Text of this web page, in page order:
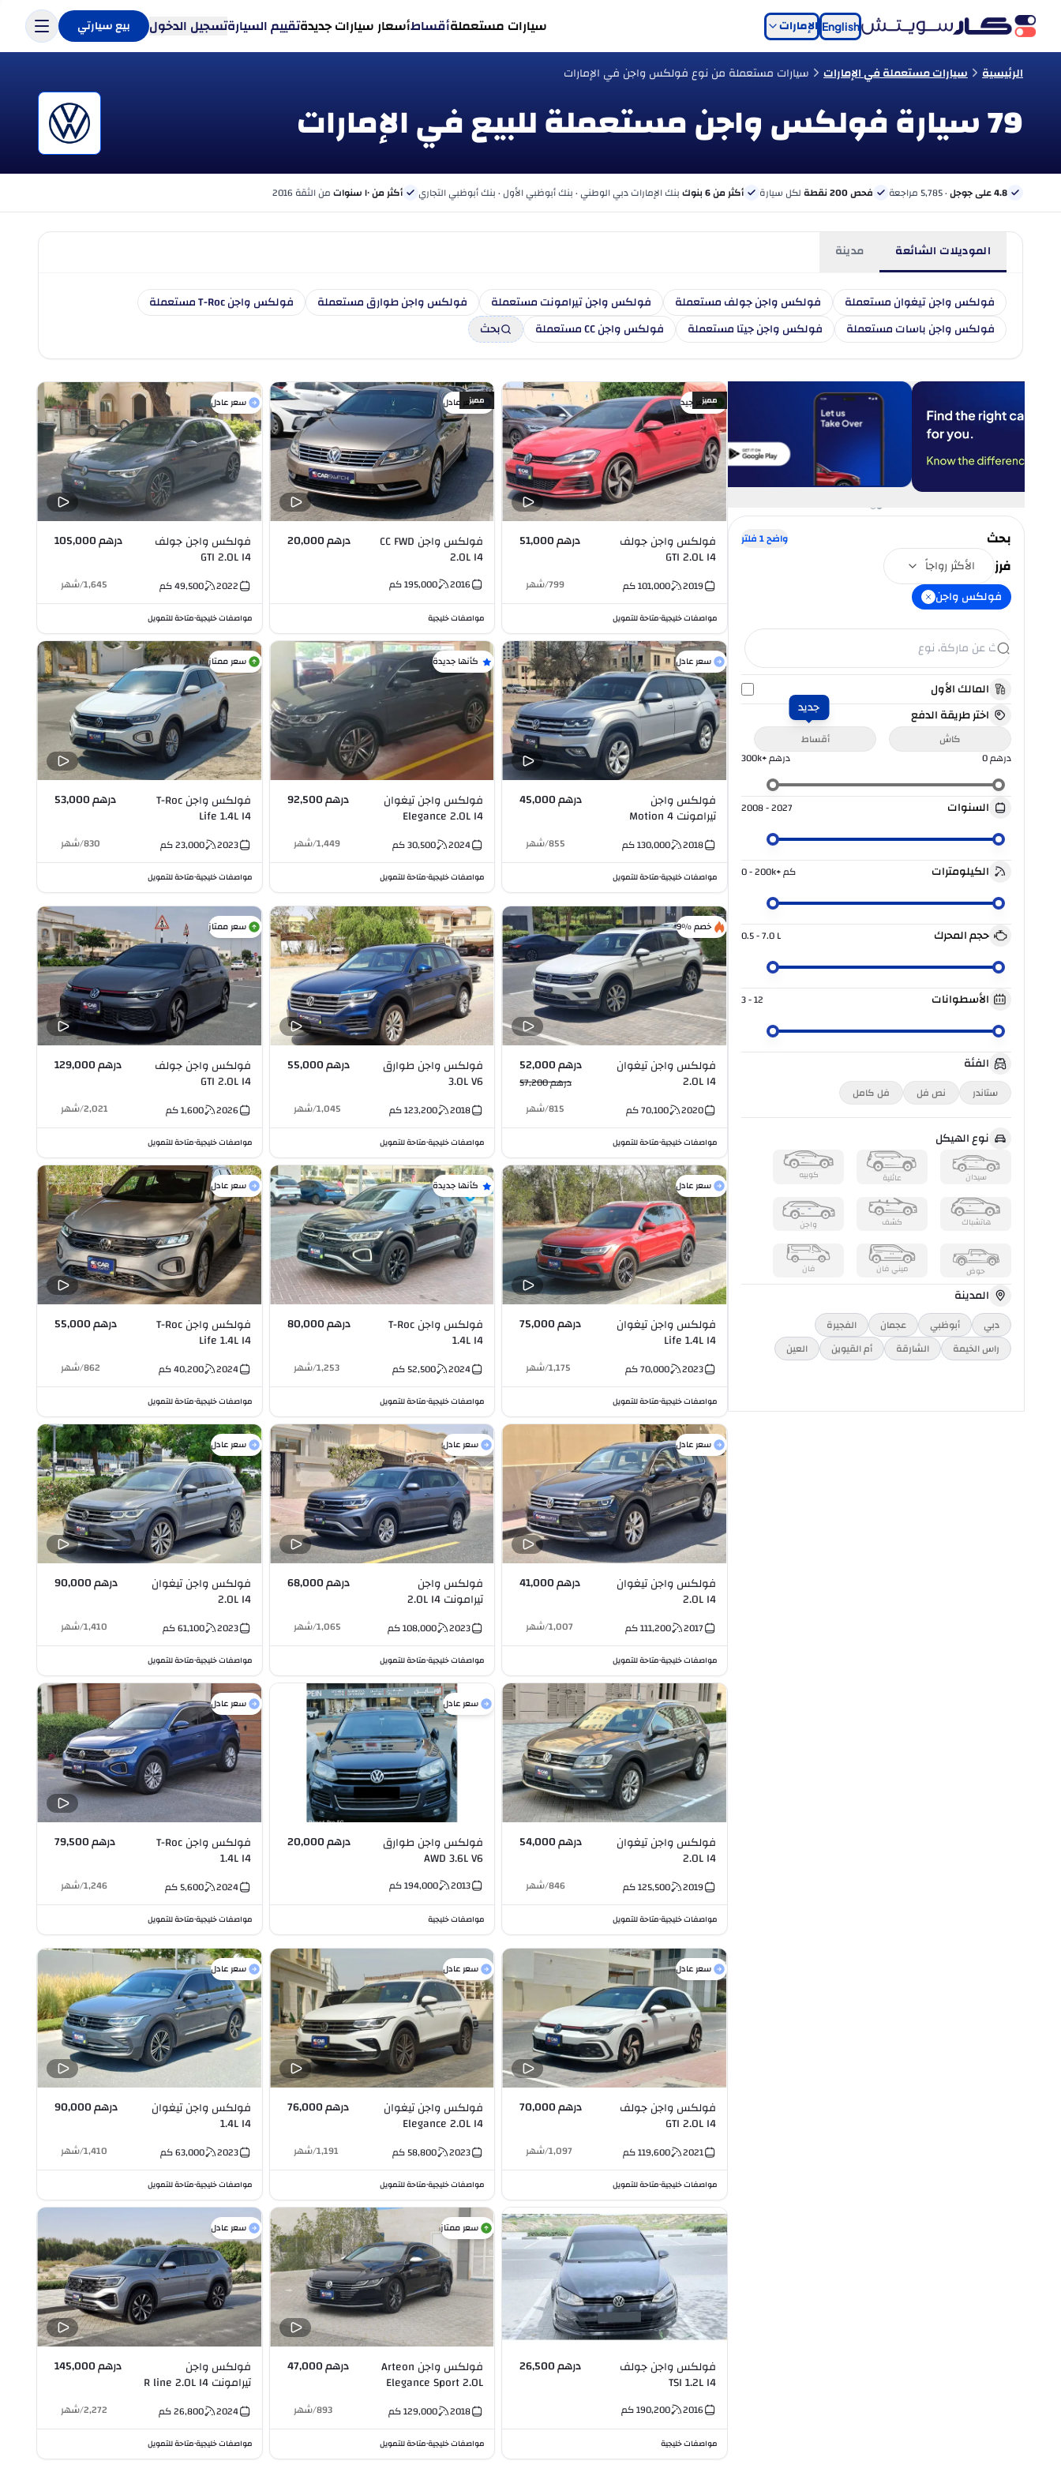
English الإمارات سيارات مستعملةأقساطأسعار سيارات جديدةتقييم السيارةتسجيل الدخول بيع سيارتي
الرئيسية سيارات مستعملة في الإمارات سيارات مستعملة من نوع فولكس واجن في الإمارات
79 سيارة فولكس واجن مستعملة للبيع في الإمارات
4.8 على جوجل · 5,785 مراجعة فحص 200 نقطة لكل سيارة أكثر من 6 بنوك بنك الإمارات دبي الوطني · بنك أبوظبي الأول · بنك أبوظبي التجاري أكثر من ١٠ سنوات من الثقة 2016
الموديلات الشائعة مدينة
فولكس واجن تيغوان مستعملة فولكس واجن جولف مستعملة فولكس واجن تيرامونت مستعملة فولكس واجن طوارق مستعملة
فولكس واجن T-Roc مستعملة
فولكس واجن باسات مستعملة
فولكس واجن جيتا مستعملة فولكس واجن CC مستعملة بحث
بحث واضح1فلتر
فرز
الأكثر رواجاً
فولكس واجن
المالك الأول
اختر طريقة الدفع
كاش
جديد
أقساط
درهم0 درهم300k+
السنوات 2008 - 2027
الكيلومترات 0 - 200k+كم
حجم المحرك 0.5 - 7.0L
الأسطوانات 3 - 12
الفئة
ستاندر نص فل فل كامل
نوع الهيكل
سيدان عائلية كوبيه
هاتشباك كشف واجن
حوض ميني فان فان
المدينة
دبي أبوظبي عجمان
الفجيرة
راس الخیمة
الشارقة أم القيوين العين
سعر جيدمميز
فولكس واجن جولف
GTI 2.0L I4
درهم 51,000
2019
101,000كم 799
/شهر
مواصفات خليجية•متاحة للتمويل
سعر عادل
مميز
فولكس واجن CC FWD
2.0L I4
درهم 20,000
2016
195,000كم
مواصفات خليجية
سعر عادل
فولكس واجن جولف
GTI 2.0L I4
درهم 105,000
2022
49,500كم 1,645
/شهر
مواصفات خليجية•متاحة للتمويل
سعر عادل
فولكس واجن
تيرامونت 4 Motion
درهم 45,000
2018
130,000كم 855
/شهر
مواصفات خليجية•متاحة للتمويل
كأنها جديدة
فولكس واجن تيغوان
Elegance 2.0L I4
درهم 92,500
2024
30,500كم 1,449
/شهر
مواصفات خليجية•متاحة للتمويل
سعر ممتاز
فولكس واجن T-Roc
Life 1.4L I4
درهم 53,000
2023
23,000كم 830
/شهر
مواصفات خليجية•متاحة للتمويل
خصم %9
فولكس واجن تيغوان
2.0L I4
درهم 52,000
درهم 57,200
2020
70,100كم 815
/شهر
مواصفات خليجية•متاحة للتمويل
فولكس واجن طوارق
3.0L V6
درهم 55,000
2018
123,200كم 1,045
/شهر
مواصفات خليجية•متاحة للتمويل
سعر ممتاز
فولكس واجن جولف
GTI 2.0L I4
درهم 129,000
2026
1,600كم 2,021
/شهر
مواصفات خليجية•متاحة للتمويل
سعر عادل
فولكس واجن تيغوان
Life 1.4L I4
درهم 75,000
2023
70,000كم 1,175
/شهر
مواصفات خليجية•متاحة للتمويل
كأنها جديدة
فولكس واجن T-Roc
1.4L I4
درهم 80,000
2024
52,500كم 1,253
/شهر
مواصفات خليجية•متاحة للتمويل
سعر عادل
فولكس واجن T-Roc
Life 1.4L I4
درهم 55,000
2024
40,200كم 862
/شهر
مواصفات خليجية•متاحة للتمويل
سعر عادل
فولكس واجن تيغوان
2.0L I4
درهم 41,000
2017
111,200كم 1,007
/شهر
مواصفات خليجية•متاحة للتمويل
سعر عادل
فولكس واجن
تيرامونت 2.0L I4
درهم 68,000
2023
108,000كم 1,065
/شهر
مواصفات خليجية•متاحة للتمويل
سعر عادل
فولكس واجن تيغوان
2.0L I4
درهم 90,000
2023
61,100كم 1,410
/شهر
مواصفات خليجية•متاحة للتمويل
فولكس واجن تيغوان
2.0L I4
درهم 54,000
2019
125,500كم 846
/شهر
مواصفات خليجية•متاحة للتمويل
سعر عادل
فولكس واجن طوارق
AWD 3.6L V6
درهم 20,000
2013
194,000كم
مواصفات خليجية
سعر عادل
فولكس واجن T-Roc
1.4L I4
درهم 79,500
2024
5,600كم 1,246
/شهر
مواصفات خليجية•متاحة للتمويل
سعر عادل
فولكس واجن جولف
GTI 2.0L I4
درهم 70,000
2021
119,600كم 1,097
/شهر
مواصفات خليجية•متاحة للتمويل
سعر عادل
فولكس واجن تيغوان
Elegance 2.0L I4
درهم 76,000
2023
58,800كم 1,191
/شهر
مواصفات خليجية•متاحة للتمويل
سعر عادل
فولكس واجن تيغوان
1.4L I4
درهم 90,000
2023
63,000كم 1,410
/شهر
مواصفات خليجية•متاحة للتمويل
فولكس واجن جولف
TSI 1.2L I4
درهم 26,500
2016
190,200كم
مواصفات خليجية
سعر ممتاز
فولكس واجن Arteon
Elegance Sport 2.0L
درهم 47,000
2018
129,000كم 893
/شهر
مواصفات خليجية•متاحة للتمويل
سعر عادل
فولكس واجن
تيرامونت R line 2.0L I4
درهم 145,000
2024
26,800كم 2,272
/شهر
مواصفات خليجية•متاحة للتمويل